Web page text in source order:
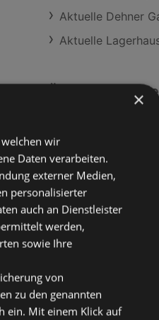
Aktuelle Dehner
Aktuelle
Ähnliche
Matratzen
HELLWEG
Dehner Garten-
JYSK Angebote
OBI Angebote
Interessantes
Nachttisch
×
wir
Daten verarbeiten.
externer Medien,
personalisierter
auch an Dienstleister
werden,
sowie Ihre
von
zu den genannten
ein. Mit einem Klick auf